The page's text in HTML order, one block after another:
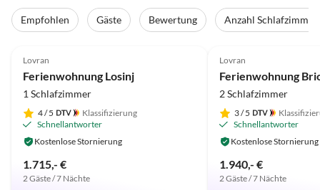
Empfohlen Gäste Bewertung
Anzahl Schlafzimmer
Lovran
Ferienwohnung Losinj
1 Schlafzimmer
4/ 5
Klassifizierung
Schnellantworter
Kostenlose Stornierung
1.715,- €
2 Gäste / 7 Nächte
Lovran
Ferienwohnung
2 Schlafzimmer
3/ 5
Schnellantworter
Kostenlose Stornierung
1.940,- €
2 Gäste / 7 Nächte